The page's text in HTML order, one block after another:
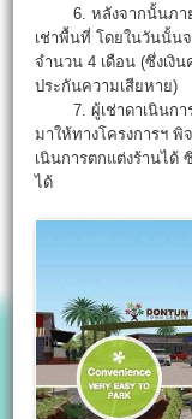
6. หลังจากนั้นภายใ
เช่าพื้นที่ โดยในวันนั้นจ
จำนวน 4 เดือน (ซึ่งเงิ
ประกันความเสียหาย)
7. ผู้เช่าดาเนินการ
มาให้ทางโครงการฯ
เนินการตกแต่งร้านได้
ได้